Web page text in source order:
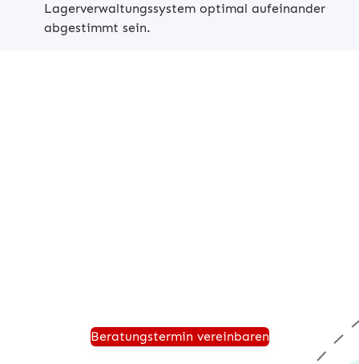
Lagerverwaltungssystem optimal aufeinander
abgestimmt sein.
Beratungstermin vereinbaren